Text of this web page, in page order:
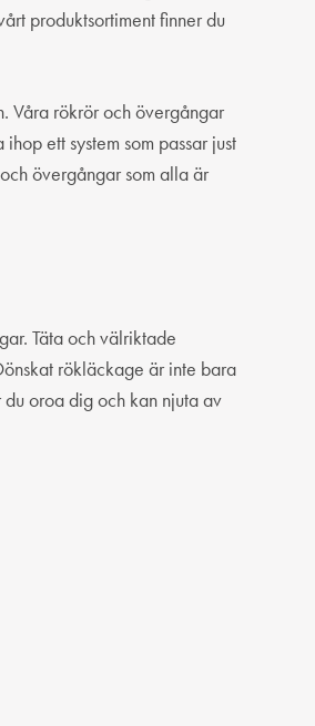
produktsortiment finner du
Våra rökrör och övergångar
ett system som passar just
övergångar som alla är
Täta och välriktade
rökläckage är inte bara
oroa dig och kan njuta av